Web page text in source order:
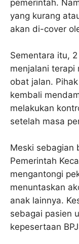
pemerintah.
yang kurang
akan di-cover
Sementara itu,
menjalani terapi
obat jalan.
kembali
melakukan
setelah masa
Meski sebagian
Pemerintah
mengantongi
menuntaskan
anak lainnya.
sebagai pasien
kepesertaan